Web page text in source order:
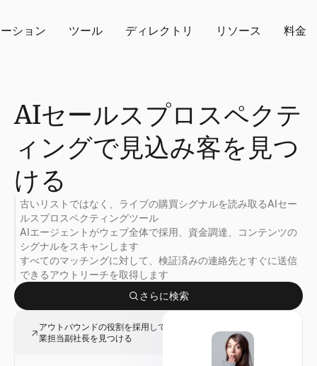
ション ツール ディレクトリ リソース 料金
AIセールスプロスペクテ
ィングで見込み客を見つ
ける
古いリストではなく、ライブの購買シグナルを読み取るAIセー
ルスプロスペクティングツール
AIエージェントがウェブ全体で採用、資金調達、コンテンツの
シグナルをスキャンします
すべてのマッチングに対して、検証済みの連絡先とすぐに送信
できるアウトリーチを取得します
さらに検索
アウトバウンドの役割を採用しているシリーズB SaaS企業の営
業担当副社長を見つける